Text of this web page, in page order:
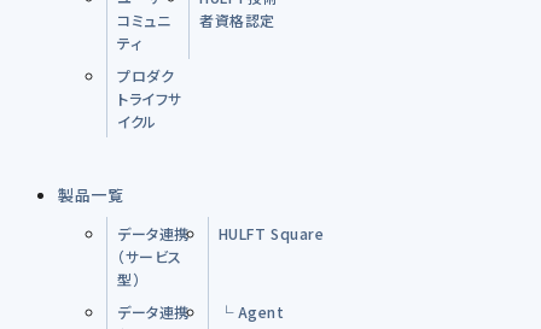
コミュニ
ティ
者資格認定
プロダク
トライフサ
イクル
製品一覧
データ連携
（サービス
型）
HULFT Square
データ連携
└ Agent